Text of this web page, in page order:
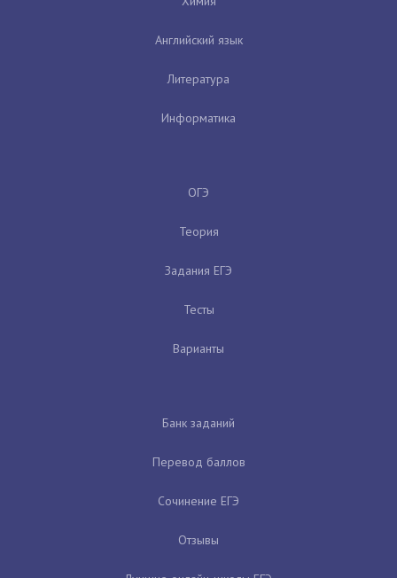
Английский язык
Литература
Информатика
ОГЭ
Теория
Задания ЕГЭ
Тесты
Варианты
Банк заданий
Перевод баллов
Сочинение ЕГЭ
Отзывы